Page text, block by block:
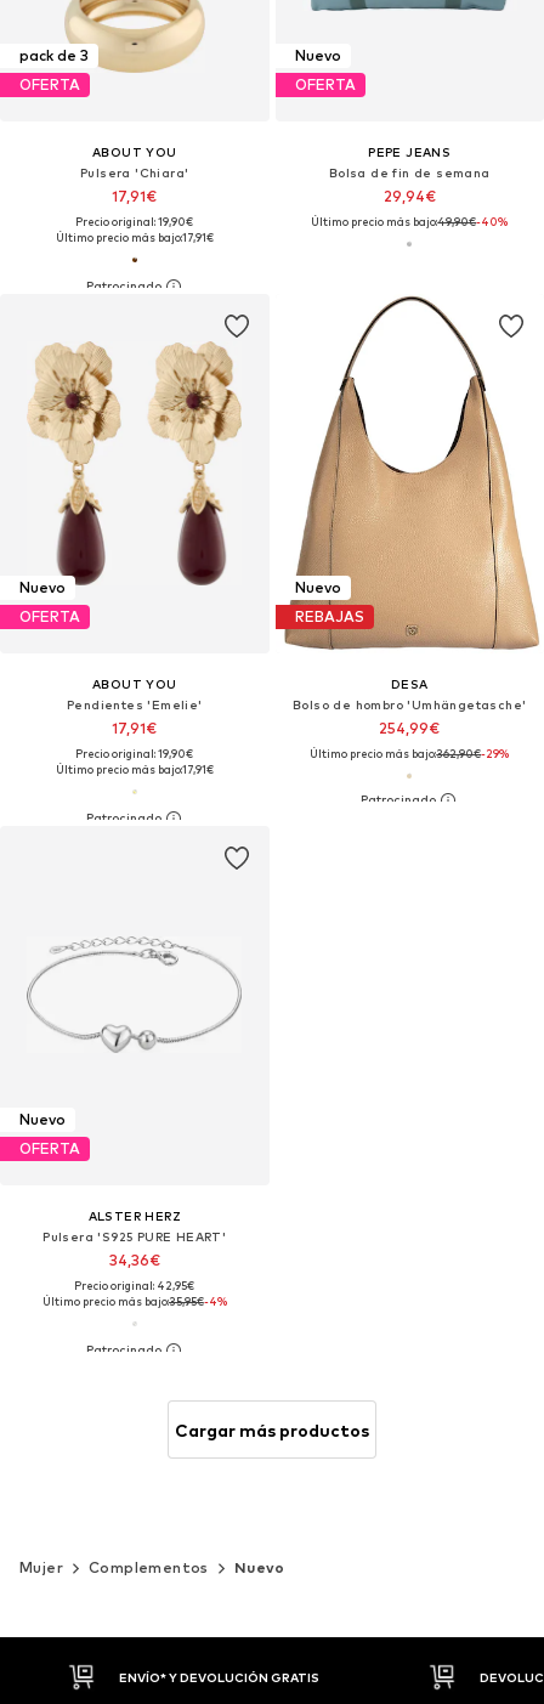
pack de 3
OFERTA
ABOUT YOU
Pulsera 'Chiara'
17,91€
Precio original: 19,90€
Último precio más bajo:17,91€
Nuevo
OFERTA
PEPE JEANS
Bolsa de fin de semana
29,94€
Último precio más bajo:49,90€-40%
Nuevo
OFERTA
ABOUT YOU
Pendientes 'Emelie'
17,91€
Precio original: 19,90€
Último precio más bajo:17,91€
Nuevo
REBAJAS
DESA
Bolso de hombro 'Umhängetasche'
254,99€
Último precio más bajo:362,90€-29%
Nuevo
OFERTA
ALSTER HERZ
Pulsera 'S925 PURE HEART'
34,36€
Precio original: 42,95€
Último precio más bajo:35,95€-4%
Cargar más productos
Mujer Complementos Nuevo
DEVOLUCIONES HASTA 30 DÍAS